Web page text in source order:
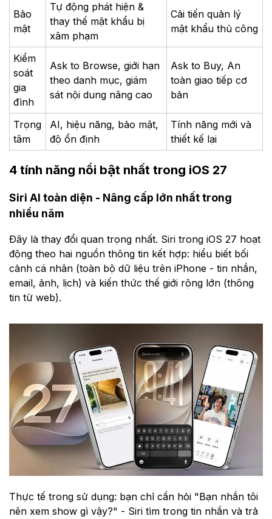
Bảo
mật
Tự động phát hiện &
thay thế mật khẩu bị
xâm phạm
Cải tiến quản lý
mật khẩu thủ công
Kiểm
soát
gia
đình
Ask to Browse, giới hạn
theo danh mục, giám
sát nội dung nâng cao
Ask to Buy, An
toàn giao tiếp cơ
bản
Trọng
tâm
AI, hiệu năng, bảo mật,
độ ổn định
Tính năng mới và
thiết kế lại
4 tính năng nổi bật nhất trong iOS 27
Siri AI toàn diện - Nâng cấp lớn nhất trong
nhiều năm
Đây là thay đổi quan trọng nhất. Siri trong iOS 27 hoạt
động theo hai nguồn thông tin kết hợp: hiểu biết bối
cảnh cá nhân (toàn bộ dữ liệu trên iPhone - tin nhắn,
email, ảnh, lịch) và kiến thức thế giới rộng lớn (thông
tin từ web).
Thực tế trong sử dụng: bạn chỉ cần hỏi "Bạn nhắn tôi
nên xem show gì vậy?" - Siri tìm trong tin nhắn và trả